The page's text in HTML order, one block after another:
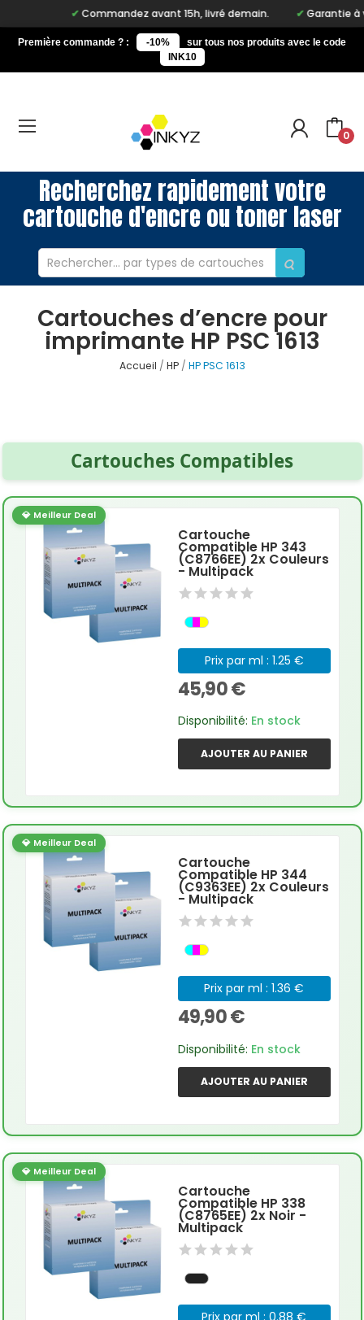
Commandez avant 15h, livré demain. Garantie à vie
Première commande ? : -10%
sur tous nos produits avec le code
INK10
0
Recherchez rapidement votre
cartouche d'encre ou toner laser
Cartouches d’encre pour
imprimante HP PSC 1613
Accueil HP HP PSC 1613
Cartouches Compatibles
💎 Meilleur Deal
Cartouche
Compatible HP 343
(C8766EE) 2x Couleurs
- Multipack
Prix par ml : 1.25 €
45,90 €
Disponibilité: En stock
AJOUTER AU PANIER
💎 Meilleur Deal
Cartouche
Compatible HP 344
(C9363EE) 2x Couleurs
- Multipack
Prix par ml : 1.36 €
49,90 €
Disponibilité: En stock
AJOUTER AU PANIER
💎 Meilleur Deal
Cartouche
Compatible HP 338
(C8765EE) 2x Noir -
Multipack
Prix par ml : 0.88 €